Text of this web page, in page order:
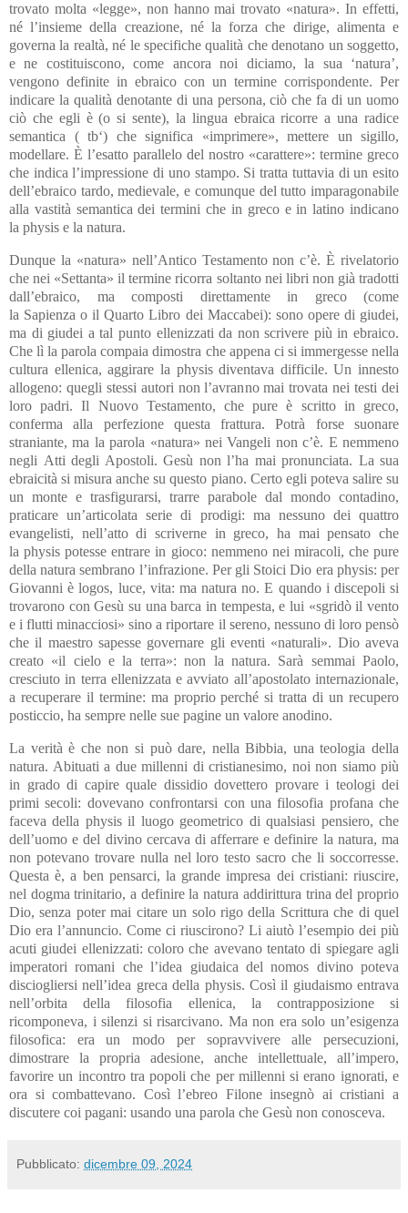
trovato molta «legge», non hanno mai trovato «natura». In effetti,
né l’insieme della creazione, né la forza che dirige, alimenta e
governa la realtà, né le specifiche qualità che denotano un soggetto,
e ne costituiscono, come ancora noi diciamo, la sua ‘natura’,
vengono definite in ebraico con un termine corrispondente. Per
indicare la qualità denotante di una persona, ciò che fa di un uomo
ciò che egli è (o si sente), la lingua ebraica ricorre a una radice
semantica ( tb‘) che significa «imprimere», mettere un sigillo,
modellare. È l’esatto parallelo del nostro «carattere»: termine greco
che indica l’impressione di uno stampo. Si tratta tuttavia di un esito
dell’ebraico tardo, medievale, e comunque del tutto imparagonabile
alla vastità semantica dei termini che in greco e in latino indicano
la physis e la natura.
Dunque la «natura» nell’Antico Testamento non c’è. È rivelatorio
che nei «Settanta» il termine ricorra soltanto nei libri non già tradotti
dall’ebraico, ma composti direttamente in greco (come
la Sapienza o il Quarto Libro dei Maccabei): sono opere di giudei,
ma di giudei a tal punto ellenizzati da non scrivere più in ebraico.
Che lì la parola compaia dimostra che appena ci si immergesse nella
cultura ellenica, aggirare la physis diventava difficile. Un innesto
allogeno: quegli stessi autori non l’avranno mai trovata nei testi dei
loro padri. Il Nuovo Testamento, che pure è scritto in greco,
conferma alla perfezione questa frattura. Potrà forse suonare
straniante, ma la parola «natura» nei Vangeli non c’è. E nemmeno
negli Atti degli Apostoli. Gesù non l’ha mai pronunciata. La sua
ebraicità si misura anche su questo piano. Certo egli poteva salire su
un monte e trasfigurarsi, trarre parabole dal mondo contadino,
praticare un’articolata serie di prodigi: ma nessuno dei quattro
evangelisti, nell’atto di scriverne in greco, ha mai pensato che
la physis potesse entrare in gioco: nemmeno nei miracoli, che pure
della natura sembrano l’infrazione. Per gli Stoici Dio era physis: per
Giovanni è logos, luce, vita: ma natura no. E quando i discepoli si
trovarono con Gesù su una barca in tempesta, e lui «sgridò il vento
e i flutti minacciosi» sino a riportare il sereno, nessuno di loro pensò
che il maestro sapesse governare gli eventi «naturali». Dio aveva
creato «il cielo e la terra»: non la natura. Sarà semmai Paolo,
cresciuto in terra ellenizzata e avviato all’apostolato internazionale,
a recuperare il termine: ma proprio perché si tratta di un recupero
posticcio, ha sempre nelle sue pagine un valore anodino.
La verità è che non si può dare, nella Bibbia, una teologia della
natura. Abituati a due millenni di cristianesimo, noi non siamo più
in grado di capire quale dissidio dovettero provare i teologi dei
primi secoli: dovevano confrontarsi con una filosofia profana che
faceva della physis il luogo geometrico di qualsiasi pensiero, che
dell’uomo e del divino cercava di afferrare e definire la natura, ma
non potevano trovare nulla nel loro testo sacro che li soccorresse.
Questa è, a ben pensarci, la grande impresa dei cristiani: riuscire,
nel dogma trinitario, a definire la natura addirittura trina del proprio
Dio, senza poter mai citare un solo rigo della Scrittura che di quel
Dio era l’annuncio. Come ci riuscirono? Li aiutò l’esempio dei più
acuti giudei ellenizzati: coloro che avevano tentato di spiegare agli
imperatori romani che l’idea giudaica del nomos divino poteva
disciogliersi nell’idea greca della physis. Così il giudaismo entrava
nell’orbita della filosofia ellenica, la contrapposizione si
ricomponeva, i silenzi si risarcivano. Ma non era solo un’esigenza
filosofica: era un modo per sopravvivere alle persecuzioni,
dimostrare la propria adesione, anche intellettuale, all’impero,
favorire un incontro tra popoli che per millenni si erano ignorati, e
ora si combattevano. Così l’ebreo Filone insegnò ai cristiani a
discutere coi pagani: usando una parola che Gesù non conosceva.
Pubblicato: dicembre 09, 2024